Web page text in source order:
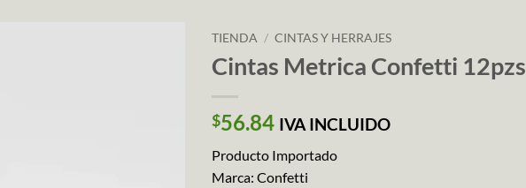
TIENDA / CINTAS Y HERRAJES
Cintas Metrica Confetti 12pzs
$56.84 IVA INCLUIDO
Producto Importado
Marca: Confetti